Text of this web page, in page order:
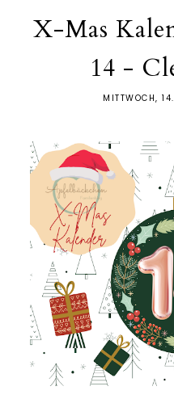
X-Mas
14 -
MITTWOCH,